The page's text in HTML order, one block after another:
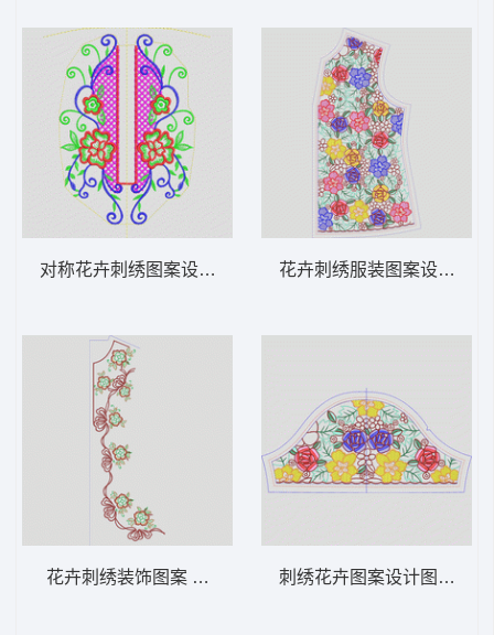
对称花卉刺绣图案设计 领 衣边下摆 中东阿
花卉刺绣装饰图案 领 衣边下摆 中东阿拉伯
花卉刺绣服装图案设计 领
刺绣花卉图案设计图 领 衣